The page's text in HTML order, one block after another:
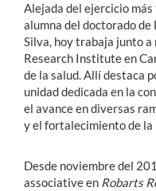
Alumni
English
Alejada del ejercicio
alumna del doctorado
Silva, hoy trabaja junto a
Research Institute en
de la salud. Allí destaca
unidad dedicada en la
el avance en diversas
y el fortalecimiento de
Desde noviembre del
associative en Robarts